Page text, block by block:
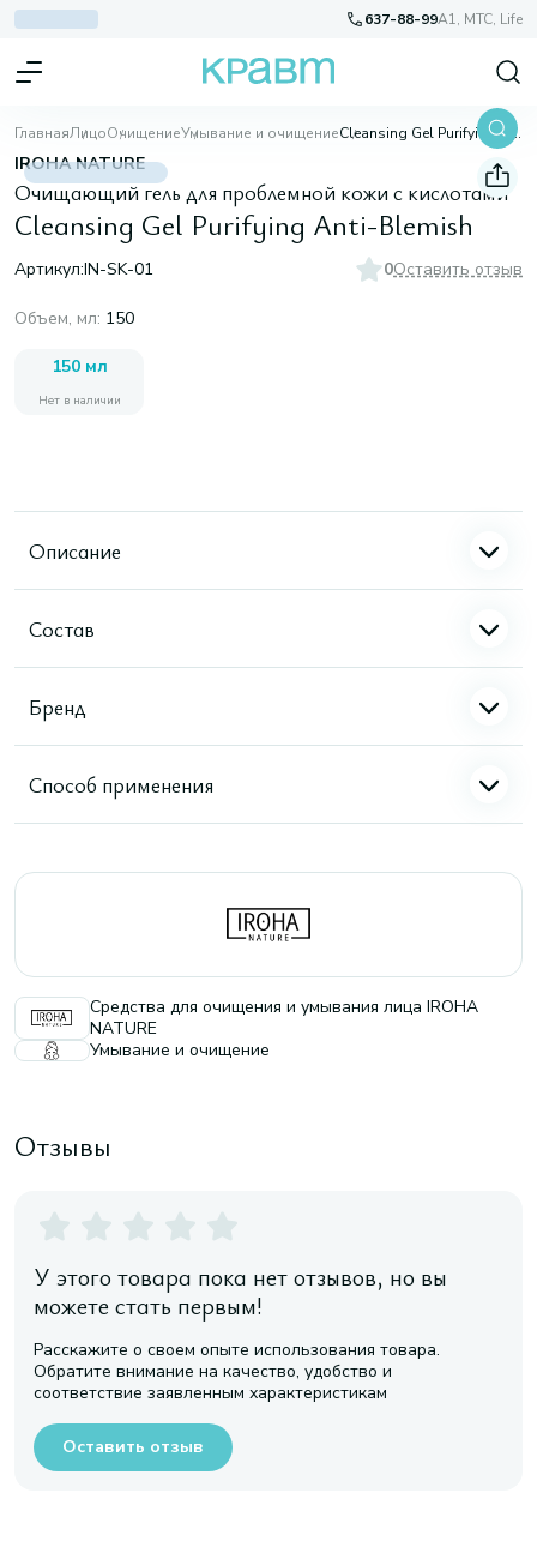
637-88-99A1, МТС, Life
ГлавнаяЛицоОчищениеУмывание и очищение Cleansing Gel Purifying Anti-Blemish
IROHA NATURE
Очищающий гель для проблемной кожи с кислотами
Cleansing Gel Purifying Anti-Blemish
Артикул:IN-SK-01 0Оставить отзыв
Объем, мл: 150
150 мл
Нет в наличии
Описание
Состав
Бренд
Способ применения
Средства для очищения и умывания лица IROHA
NATURE
Умывание и очищение
Отзывы
У этого товара пока нет отзывов, но вы
можете стать первым!
Расскажите о своем опыте использования товара.
Обратите внимание на качество, удобство и
соответствие заявленным характеристикам
Оставить отзыв